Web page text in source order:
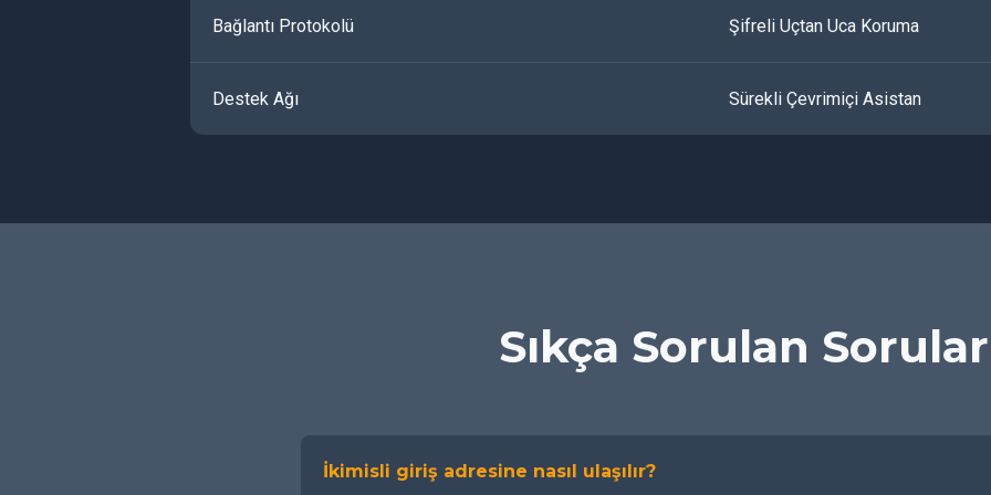
Bağlantı Protokolü Şifreli Uçtan Uca Koruma
Destek Ağı Sürekli Çevrimiçi Asistan
Sıkça Sorulan Sorular
İkimisli giriş adresine nasıl ulaşılır?